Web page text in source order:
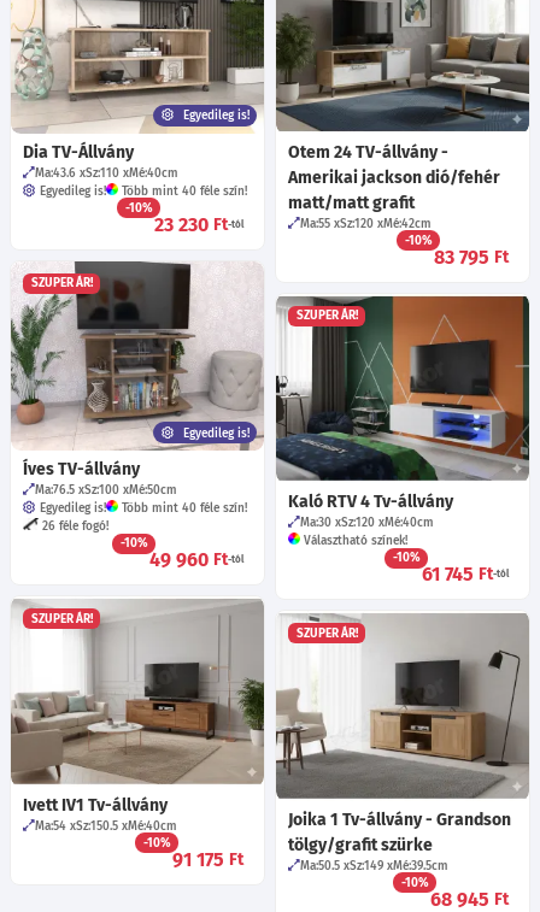
Egyedileg is!
Dia TV-Állvány
Ma:43.6 Sz:110 Mé:40cm
Egyedileg is!
Több mint 40 féle szín!
-10%
23 230 Ft-tól
Otem 24 TV-állvány -
Amerikai jackson dió/fehér
matt/matt grafit
Ma:55 Sz:120 Mé:42cm
-10%
83 795 Ft
SZUPER ÁR!
Egyedileg is!
Íves TV-állvány
Ma:76.5 Sz:100 Mé:50cm
Egyedileg is!
Több mint 40 féle szín!
26 féle fogó!
-10%
49 960 Ft-tól
SZUPER ÁR!
Kaló RTV 4 Tv-állvány
Ma:30 Sz:120 Mé:40cm
Választható színek!
-10%
61 745 Ft-tól
SZUPER ÁR!
Ivett IV1 Tv-állvány
Ma:54 Sz:150.5 Mé:40cm
-10%
91 175 Ft
SZUPER ÁR!
Joika 1 Tv-állvány - Grandson
tölgy/grafit szürke
Ma:50.5 Sz:149 Mé:39.5cm
-10%
68 945 Ft